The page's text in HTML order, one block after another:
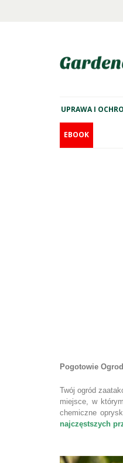
UPRAWA I
EBOOK
Pogotowie
Twój ogród
miejsce, w
chemiczne
najczęstszych